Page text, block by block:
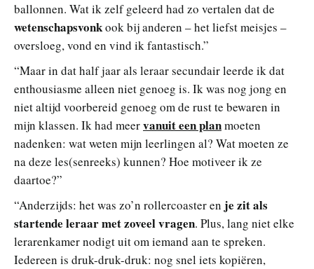
ballonnen. Wat ik zelf geleerd had zo vertalen dat de
wetenschapsvonkook bij anderen – het liefst meisjes –
oversloeg, vond en vind ik fantastisch.”
“Maar in dat half jaar als leraar secundair leerde ik dat
enthousiasme alleen niet genoeg is. Ik was nog jong en
niet altijd voorbereid genoeg om de rust te bewaren in
mijn klassen. Ik had meervanuit een planmoeten
nadenken: wat weten mijn leerlingen al? Wat moeten ze
na deze les(senreeks) kunnen? Hoe motiveer ik ze
daartoe?”
“Anderzijds: het was zo’n rollercoaster en je zit als
startende leraar met zoveel vragen. Plus, lang niet elke
lerarenkamer nodigt uit om iemand aan te spreken.
Iedereen is druk-druk-druk: nog snel iets kopiëren,